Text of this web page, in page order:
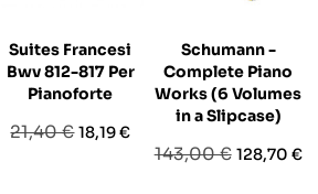
Suites Francesi
Bwv 812-817 Per
Pianoforte
Prezzo
21,40 €Prezzo
18,19 €
Schumann -
Complete Piano
Works (6 Volumes
in a Slipcase)
Prezzo
143,00 € Prezzo
128,70 €